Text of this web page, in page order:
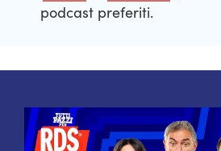
podcast preferiti.